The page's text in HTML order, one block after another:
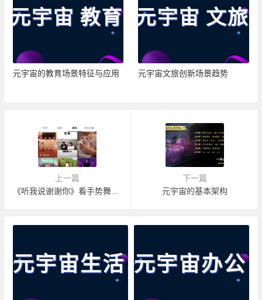
元宇宙的教育场景特征与应用 元宇宙文旅创新场景趋势
上一篇
《听我说谢谢你》看手势舞短视频走红脉络
下一篇
元宇宙的基本架构